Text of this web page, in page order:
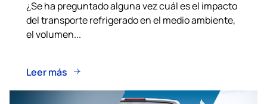
¿Se ha preguntado alguna vez cuál es el impacto
del transporte refrigerado en el medio ambiente,
el volumen...
Leer más